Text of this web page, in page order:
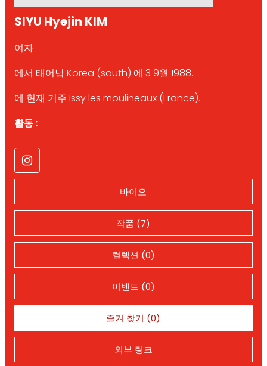
SIYU Hyejin KIM
여자
에서 태어남 Korea (south) 에 3 9월 1988.
에 현재 거주 Issy les moulineaux (France).
활동 :
바이오
작품 (7)
컬렉션 (0)
이벤트 (0)
즐겨 찾기 (0)
외부 링크